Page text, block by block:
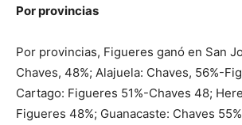
Por provincias
Por provincias, Figueres ganó en San
Chaves, 48%; Alajuela: Chaves, 56%-
Cartago: Figueres 51%-Chaves 48;
Figueres 48%; Guanacaste: Chaves